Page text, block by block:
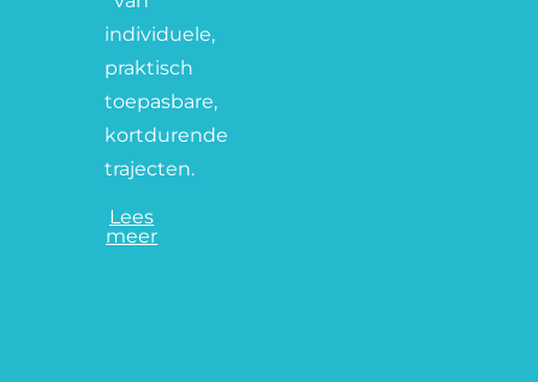
individuele,
praktisch
toepasbare,
kortdurende
trajecten.
Lees
meer